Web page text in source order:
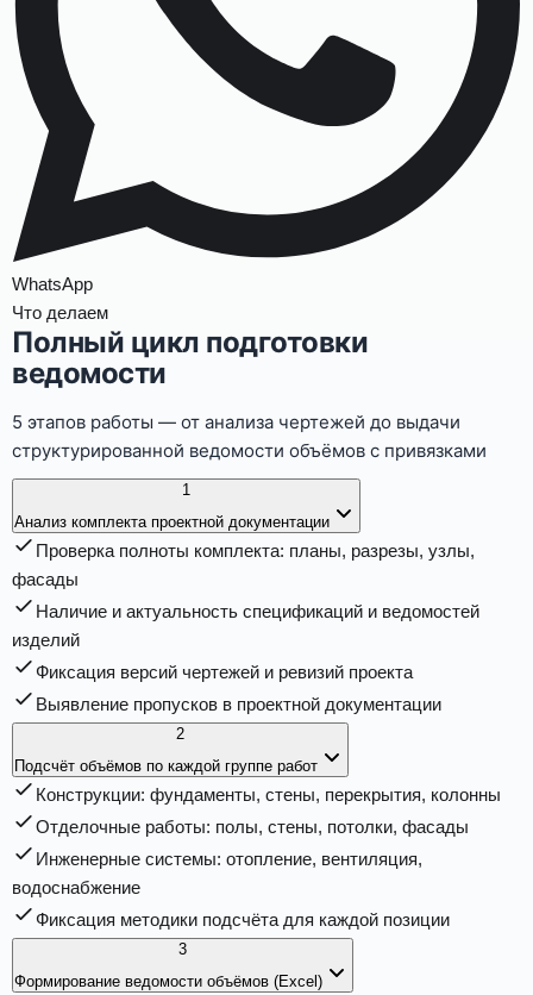
WhatsApp
Что делаем
Полный цикл подготовки
ведомости
5 этапов работы — от анализа чертежей до выдачи
структурированной ведомости объёмов с привязками
1
Анализ комплекта проектной документации
Проверка полноты комплекта: планы, разрезы, узлы,
фасады
Наличие и актуальность спецификаций и ведомостей
изделий
Фиксация версий чертежей и ревизий проекта
Выявление пропусков в проектной документации
2
Подсчёт объёмов по каждой группе работ
Конструкции: фундаменты, стены, перекрытия, колонны
Отделочные работы: полы, стены, потолки, фасады
Инженерные системы: отопление, вентиляция,
водоснабжение
Фиксация методики подсчёта для каждой позиции
3
Формирование ведомости объёмов (Excel)